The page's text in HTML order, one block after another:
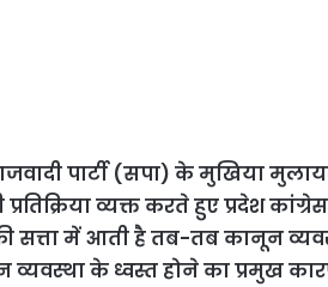
पार्टी (सपा) के मुखिया
व्यक्त करते हुए प्रदेश
सत्ता में आती है तब-तब कानून
व्यवस्था के ध्वस्त होने का प्रमुख